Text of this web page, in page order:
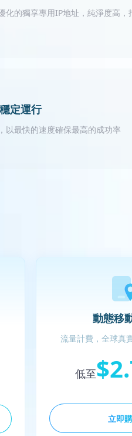
化的獨享專用IP地址，純淨度高，
定運行
以最快的速度確保最高的成功率
動態移
流量計費，全球真
低至
立即